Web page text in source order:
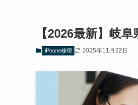
【2026最新】岐
iPhone修理 2025年11月22日